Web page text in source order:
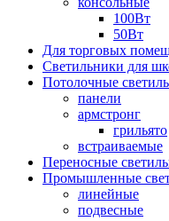
100Вт
50Вт
Для торговых
Светильники для
Потолочные
панели
армстронг
грильято
встраиваемые
Переносные
Промышленные
линейные
подвесные